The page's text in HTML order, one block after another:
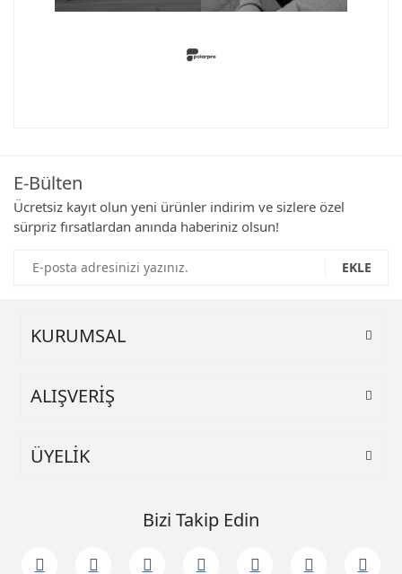
Ürün resmi kalitesiz, bozuk veya görüntülenemiyor.
Ürün açıklamasında eksik bilgiler bulunuyor.
Ürün fiyatı diğer sitelerden daha pahalı.
E-Bülten
Ücretsiz kayıt olun yeni ürünler indirim ve sizlere özel
sürpriz fırsatlardan anında haberiniz olsun!
EKLE
KURUMSAL
ALIŞVERİŞ
ÜYELİK
Bizi Takip Edin